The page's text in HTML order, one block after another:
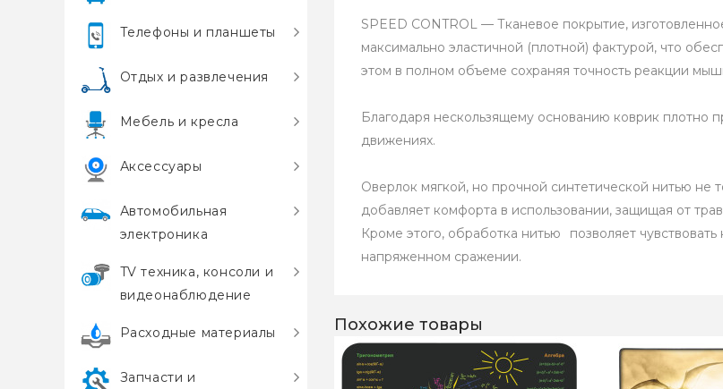
Телефоны и планшеты
Отдых и развлечения
Мебель и кресла
Аксессуары
Автомобильная
электроника
TV техника, консоли и
видеонаблюдение
Расходные материалы
Запчасти и
SPEED CONTROL — Тканевое покрытие,
максимально эластичной (плотной) фактурой, что
этом в полном объеме сохраняя точность реакции
Благодаря нескользящему основанию коврик плотно
движениях.
Оверлок мягкой, но прочной синтетической нитью не
добавляет комфорта в использовании, защищая от
Кроме этого, обработка нитью⠀позволяет
напряженном сражении.
Похожие товары